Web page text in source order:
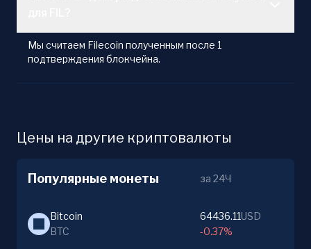
Мы считаем Filecoin полученным после 1
подтверждения блокчейна.
Цены на другие криптовалюты
Популярные монеты за 24Ч
Bitcoin
BTC
64436.11USD
-0.37%